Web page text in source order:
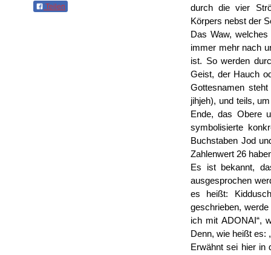
Teilen
durch die vier
Körpers nebst der
Das Waw,
immer mehr nach
ist. So werden
Geist, der Hauch
Gottesnamen
jihjeh), und teils,
Ende, das Obere
symbolisierte
Buchstaben Jod
Zahlenwert 26
Es ist bekannt,
ausgesprochen
es heißt:
geschrieben,
ich mit ADONAI“,
Denn, wie heißt es:
Erwähnt sei hier in